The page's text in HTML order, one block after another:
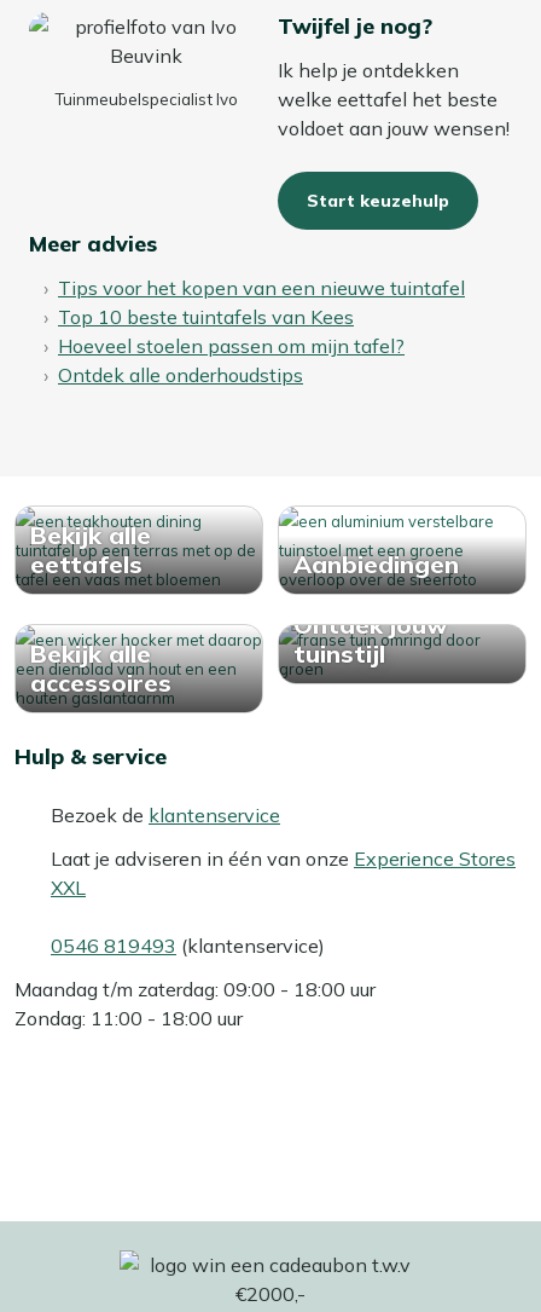
Tuinmeubelspecialist Ivo
Twijfel je nog?
Ik help je ontdekken
welke eettafel het beste
voldoet aan jouw wensen!
Start keuzehulp
Meer advies
Tips voor het kopen van een nieuwe tuintafel
Top 10 beste tuintafels van Kees
Hoeveel stoelen passen om mijn tafel?
Ontdek alle onderhoudstips
Bekijk alle
eettafels
Aanbiedingen
Bekijk alle
accessoires
Ontdek jouw
tuinstijl
Hulp & service
Bezoek de klantenservice
Laat je adviseren in één van onze Experience Stores
XXL
0546 819493 (klantenservice)
Maandag t/m zaterdag: 09:00 - 18:00 uur
Zondag: 11:00 - 18:00 uur